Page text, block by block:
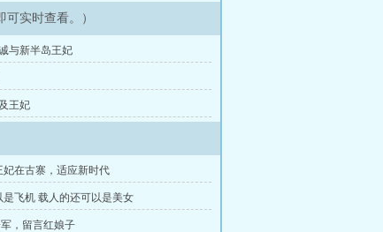
实时查看。）
与新半岛王妃
王妃
妃在古寨，适应新时代
是飞机 载人的还可以是美女
，留言红娘子